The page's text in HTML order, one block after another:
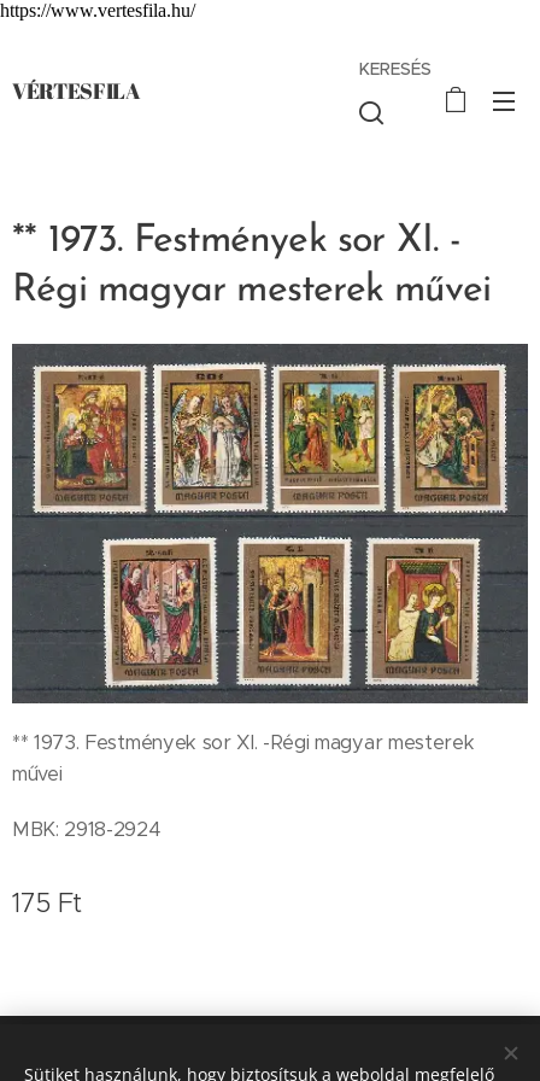
https://www.vertesfila.hu/
VÉRTESFILA
KERESÉS
** 1973. Festmények sor XI. -
Régi magyar mesterek művei
** 1973. Festmények sor XI. -Régi magyar mesterek
művei
MBK: 2918-2924
175 Ft
Koleszár Zoltán bélyegkereskedő
Sütiket használunk, hogy biztosítsuk a weboldal megfelelő